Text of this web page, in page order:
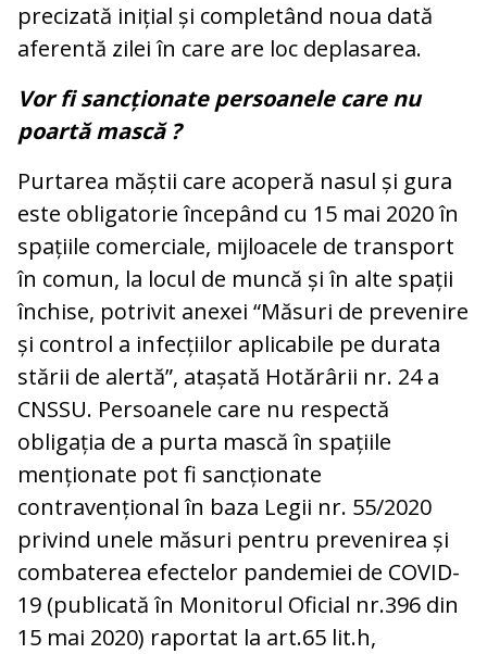
precizată inițial și completând noua dată
aferentă zilei în care are loc deplasarea.
Vor fi sancționate persoanele care nu
poartă mască ?
Purtarea măștii care acoperă nasul și gura
este obligatorie începând cu 15 mai 2020 în
spațiile comerciale, mijloacele de transport
în comun, la locul de muncă și în alte spații
închise, potrivit anexei “Măsuri de prevenire
și control a infecțiilor aplicabile pe durata
stării de alertă”, atașată Hotărârii nr. 24 a
CNSSU. Persoanele care nu respectă
obligația de a purta mască în spațiile
menționate pot fi sancționate
contravențional în baza Legii nr. 55/2020
privind unele măsuri pentru prevenirea și
combaterea efectelor pandemiei de COVID-
19 (publicată în Monitorul Oficial nr.396 din
15 mai 2020) raportat la art.65 lit.h,